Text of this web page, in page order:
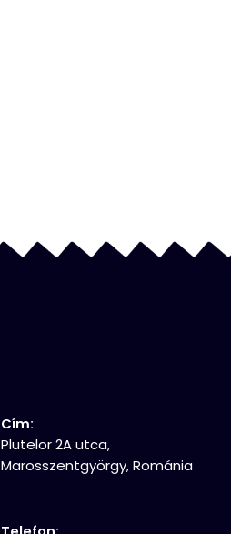
Cím:
Plutelor 2A utca,
Marosszentgyörgy, Románia